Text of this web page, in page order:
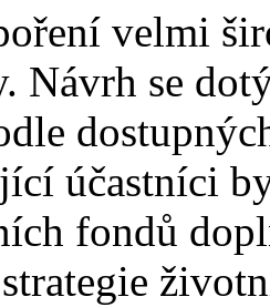
velmi
Návrh se
účastníci
fondů